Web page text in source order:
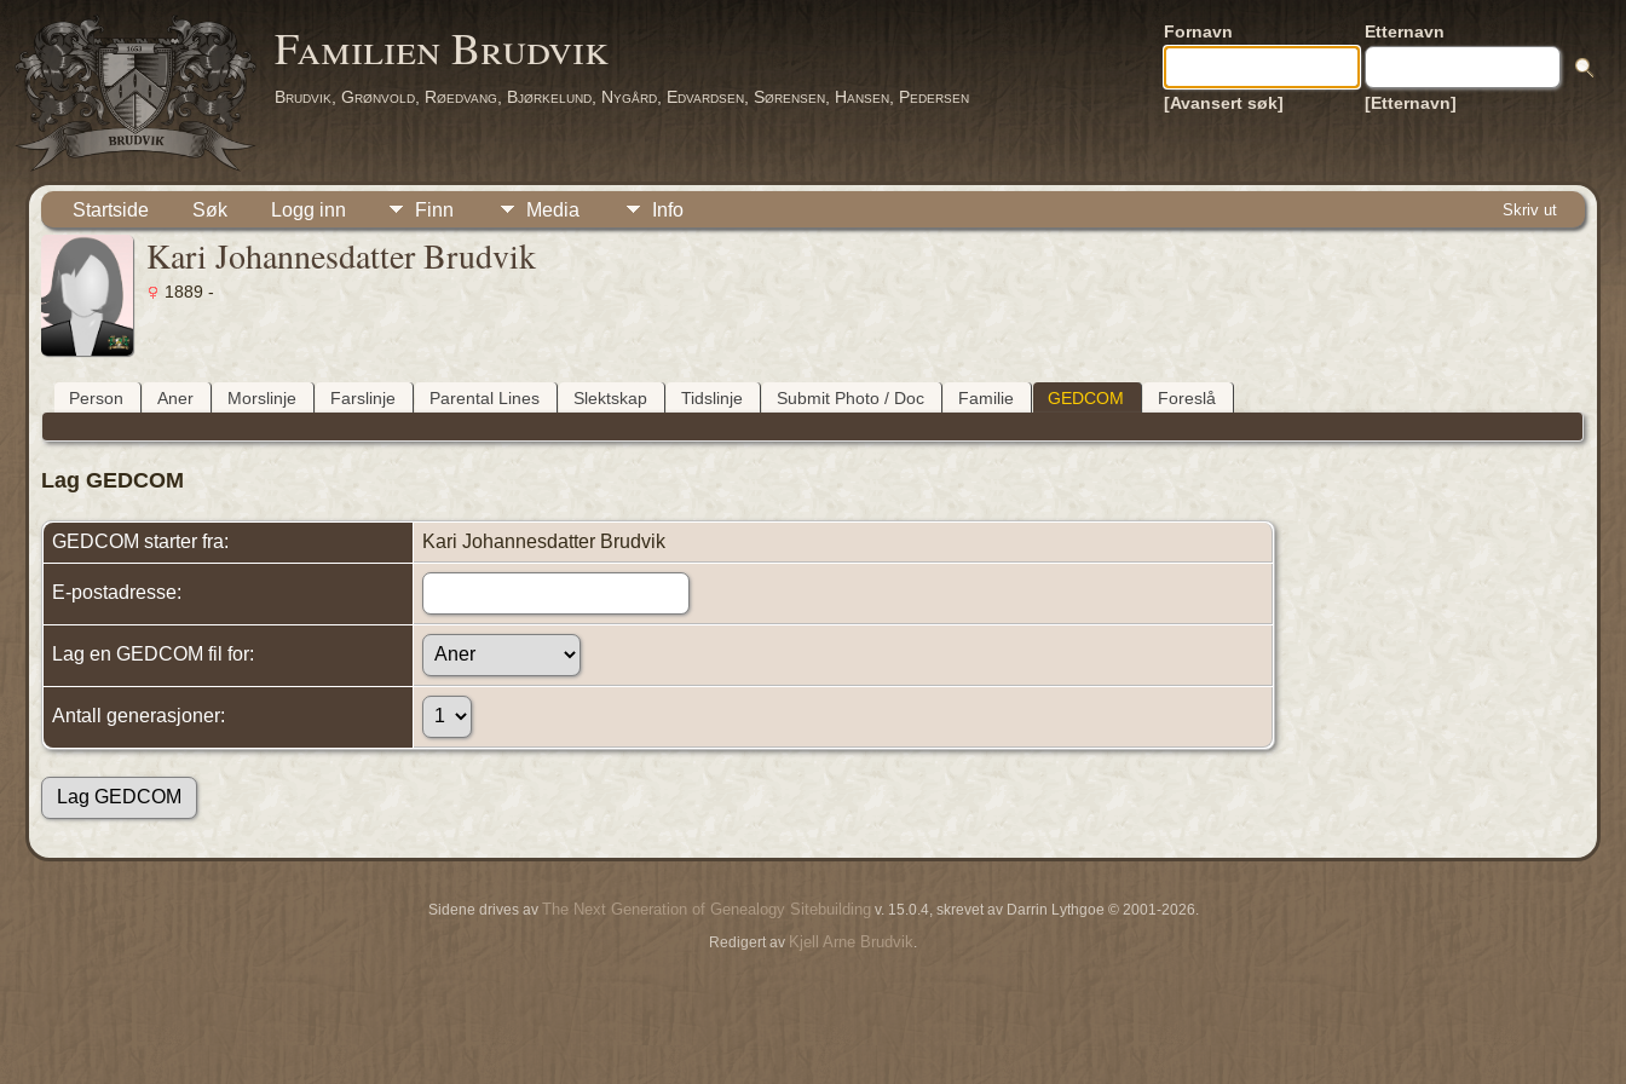
Familien Brudvik
Brudvik, Grønvold, Røedvang, Bjørkelund, Nygård, Edvardsen, Sørensen, Hansen, Pedersen
Fornavn Etternavn
[Avansert søk] [Etternavn]
Startside Søk Logg inn Finn Media Info Skriv ut
Kari Johannesdatter Brudvik
1889 -
Person Aner Morslinje Farslinje Parental Lines Slektskap Tidslinje Submit Photo / Doc Familie GEDCOM Foreslå
Lag GEDCOM
GEDCOM starter fra: Kari Johannesdatter Brudvik
E-postadresse:
Lag en GEDCOM fil for:
Antall generasjoner:
Sidene drives av The Next Generation of Genealogy Sitebuilding v. 15.0.4, skrevet av Darrin Lythgoe © 2001-2026.
Redigert av Kjell Arne Brudvik